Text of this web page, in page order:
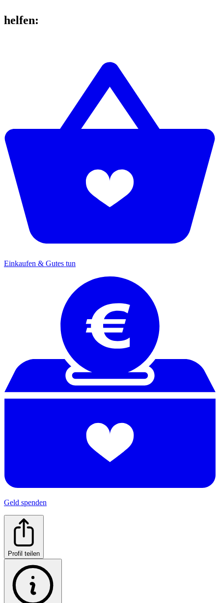
helfen:
Einkaufen & Gutes tun
Geld spenden
Profil teilen